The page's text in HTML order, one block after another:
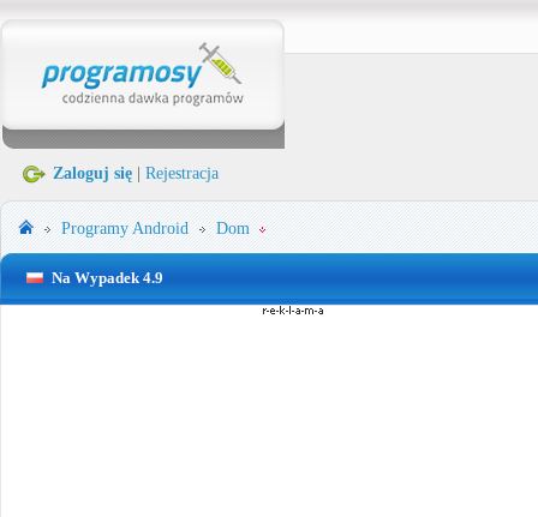
Zaloguj się Rejestracja
ProgramyAndroid Dom
Na Wypadek 4.9